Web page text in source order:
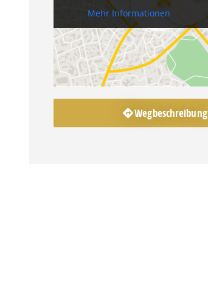
Mehr Informationen
Wegbeschreibung